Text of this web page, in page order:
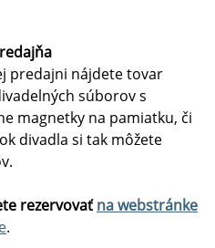
predajni nájdete tovar
súborov s
magnetky na pamiatku, či
divadla si tak môžete
rezervovaťna webstránke
.